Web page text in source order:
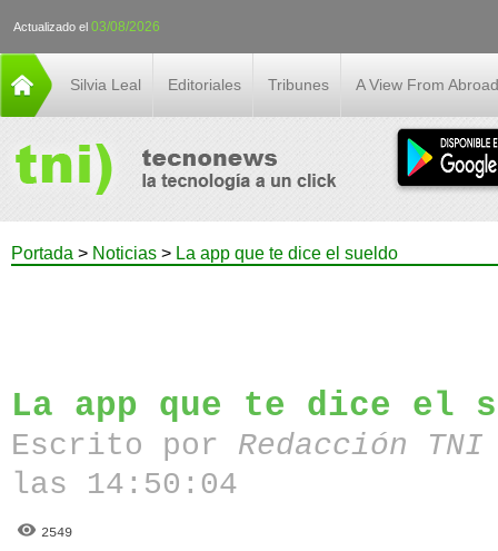
Actualizado el 03/08/2026
Silvia Leal Editoriales Tribunes A View From Abroad
Portada > Noticias > La app que te dice el sueldo
La app que te dice el
Escrito por Redacción
las 14:50:04
2549